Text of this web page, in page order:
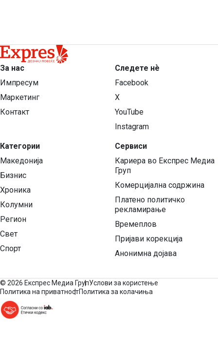
За нас
Импресум
Маркетинг
Контакт
Категории
Македонија
Бизнис
Хроника
Колумни
Регион
Свет
Спорт
Следете нѐ
Facebook
X
YouTube
Instagram
Сервиси
Кариера во Експрес Медиа
Груп
Комерцијална содржина
Платено политичко
рекламирање
Времеплов
Пријави корекција
Анонимна дојава
© 2026 Експрес Медиа ГрупУслови за користење
Политика на приватностПолитика за колачиња